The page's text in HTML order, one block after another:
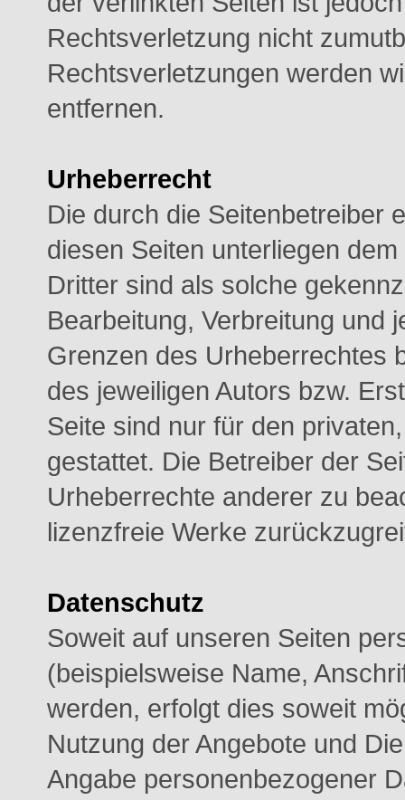
Rechtsverletzung nicht
Rechtsverletzungen werden
entfernen.
Urheberrecht
Die durch die Seitenbetreiber
diesen Seiten unterliegen
Dritter sind als solche
Bearbeitung, Verbreitung und
Grenzen des Urheberrechtes
des jeweiligen Autors bzw.
Seite sind nur für den
gestattet. Die Betreiber der
Urheberrechte anderer zu
lizenzfreie Werke
Datenschutz
Soweit auf unseren Seiten
(beispielsweise Name,
werden, erfolgt dies soweit
Nutzung der Angebote und
Angabe personenbezogener